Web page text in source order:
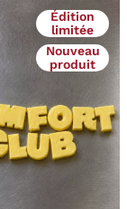
Édition
limitée
Nouveau
produit